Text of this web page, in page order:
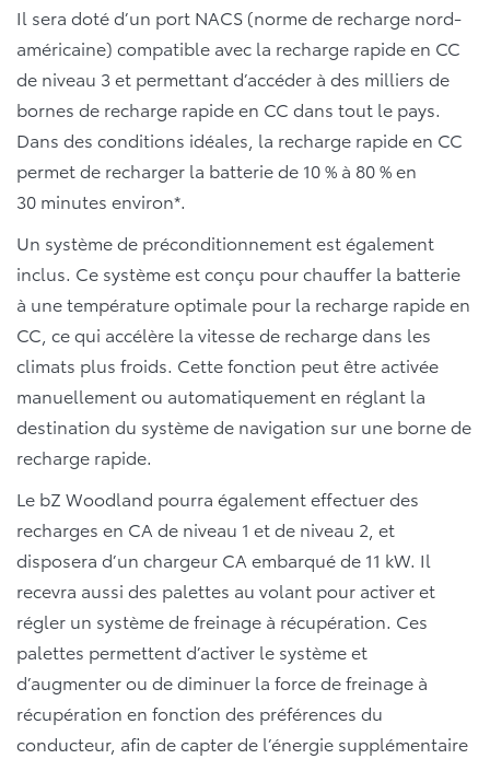
Il sera doté d’un port NACS (norme de recharge nord-
américaine) compatible avec la recharge rapide en CC
de niveau 3 et permettant d’accéder à des milliers de
bornes de recharge rapide en CC dans tout le pays.
Dans des conditions idéales, la recharge rapide en CC
permet de recharger la batterie de 10 % à 80 % en
30 minutes environ*.
Un système de préconditionnement est également
inclus. Ce système est conçu pour chauffer la batterie
à une température optimale pour la recharge rapide en
CC, ce qui accélère la vitesse de recharge dans les
climats plus froids. Cette fonction peut être activée
manuellement ou automatiquement en réglant la
destination du système de navigation sur une borne de
recharge rapide.
Le bZ Woodland pourra également effectuer des
recharges en CA de niveau 1 et de niveau 2, et
disposera d’un chargeur CA embarqué de 11 kW. Il
recevra aussi des palettes au volant pour activer et
régler un système de freinage à récupération. Ces
palettes permettent d’activer le système et
d’augmenter ou de diminuer la force de freinage à
récupération en fonction des préférences du
conducteur, afin de capter de l’énergie supplémentaire